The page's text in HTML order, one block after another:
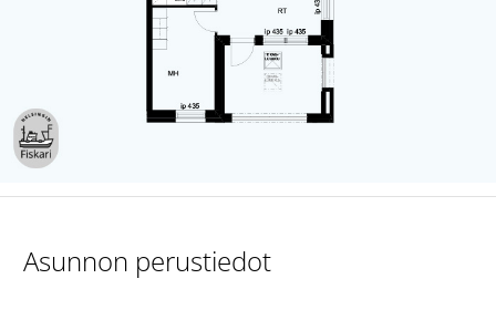
Asunnon perustiedot